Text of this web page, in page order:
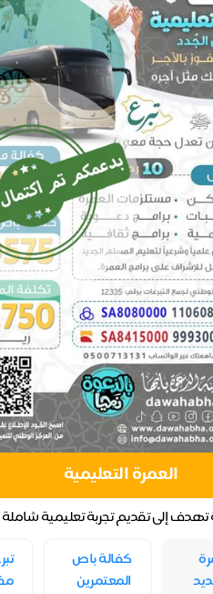
العمرة التعليمية
تهدف إلى تقديم تجربة تعليمية شاملة
كفالة باص
المعتمرين